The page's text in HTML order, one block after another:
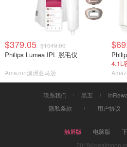
$379.05 $1049.00
Philips Lumea IPL 脱毛仪
Amazon澳洲亚马逊
4.1L
联系我们 黑五
隐私条款
用户协议
触屏版 电脑版